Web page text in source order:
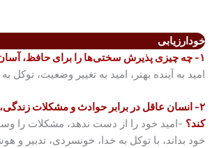
خودارزیابی
۱- چه چیزی پذیرش سختی‌ها را برای حافظ، آسان کرده است؟
امید به آینده بهتر، امید به تغییر وضعیت، توکل
۲- انسان عاقل در برابر حوادث و مشکلات زندگی،
کند؟ -امید خود را از دست ندهد، مشکلات را
خود بداند، با توکل به خدا، خونسردی، تدبیر و